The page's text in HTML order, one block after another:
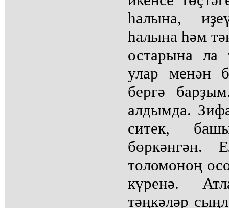
һалына,
һалына һәм
остарына ла
улар менән
бергә
алдымда.
ситек,
бөркәнгән.
толомоноң
күренә.
тәңкәләр